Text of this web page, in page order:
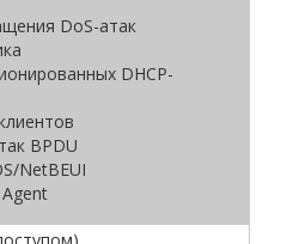
DoS-атак
DHCP-
BPDU
NetBEUI